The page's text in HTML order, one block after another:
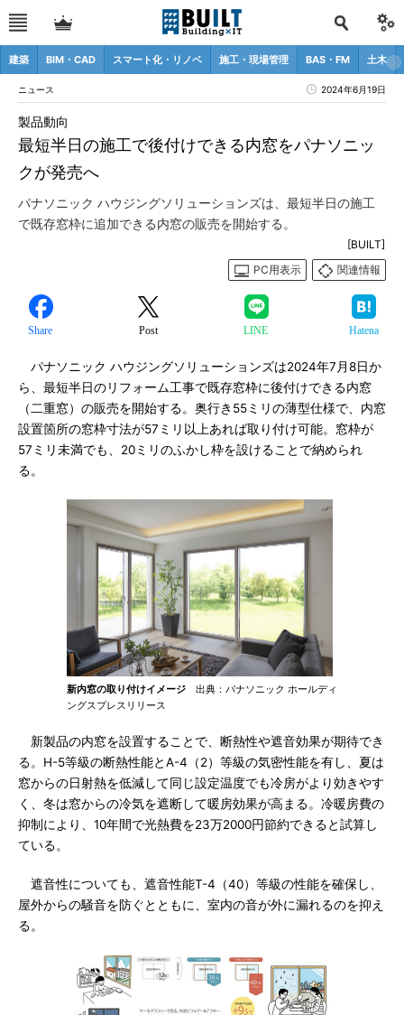
建築 BIM・CAD スマート化・リノベ 施工・現場管理 BAS・FM 土木
ニュース 2024年6月19日
最短半日の施工で後付けできる内窓をパナソニッ
クが発売へ
製品動向
パナソニック ハウジングソリューションズは、最短半日の施工
で既存窓枠に追加できる内窓の販売を開始する。
[BUILT]
PC用表示
関連情報
Share Post LINE Hatena
パナソニック ハウジングソリューションズは2024年7月8日か
ら、最短半日のリフォーム工事で既存窓枠に後付けできる内窓
（二重窓）の販売を開始する。奥行き55ミリの薄型仕様で、内窓
設置箇所の窓枠寸法が57ミリ以上あれば取り付け可能。窓枠が
57ミリ未満でも、20ミリのふかし枠を設けることで納められ
る。
新内窓の取り付けイメージ 出典：パナソニック ホールディ
ングスプレスリリース
新製品の内窓を設置することで、断熱性や遮音効果が期待でき
る。H-5等級の断熱性能とA-4（2）等級の気密性能を有し、夏は
窓からの日射熱を低減して同じ設定温度でも冷房がより効きやす
く、冬は窓からの冷気を遮断して暖房効果が高まる。冷暖房費の
抑制により、10年間で光熱費を23万2000円節約できると試算し
ている。
遮音性についても、遮音性能T-4（40）等級の性能を確保し、
屋外からの騒音を防ぐとともに、室内の音が外に漏れるのを抑え
る。